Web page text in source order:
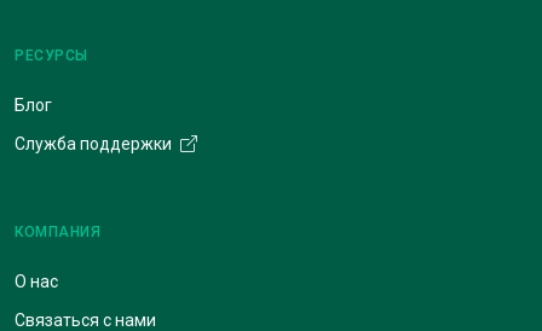
РЕСУРСЫ
Блог
Служба поддержки
КОМПАНИЯ
О нас
Связаться с нами